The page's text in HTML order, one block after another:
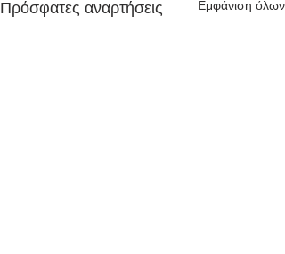
Πρόσφατες αναρτήσεις Εμφάνιση όλων